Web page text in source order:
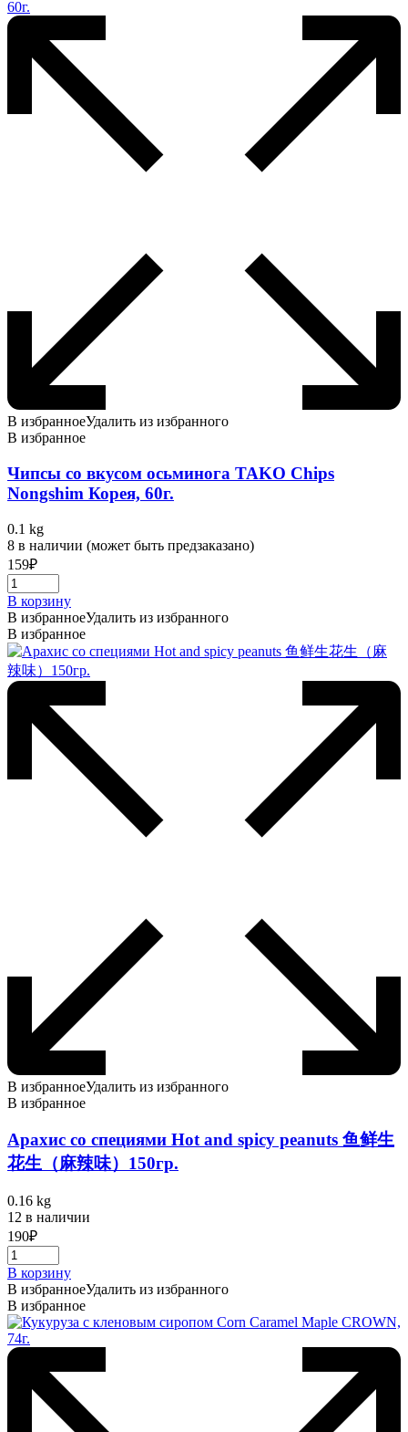
В избранноеУдалить из избранного
В избранное
Чипсы со вкусом осьминога TAKO Chips
Nongshim Корея, 60г.
0.1 kg
8 в наличии (может быть предзаказано)
159₽
В корзину
В избранноеУдалить из избранного
В избранное
В избранноеУдалить из избранного
В избранное
Арахис со специями Hot and spicy peanuts 鱼鲜生
花生（麻辣味）150гр.
0.16 kg
12 в наличии
190₽
В корзину
В избранноеУдалить из избранного
В избранное